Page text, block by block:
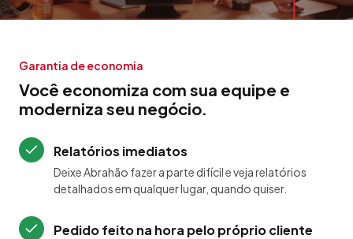
Garantia de economia
Você economiza com sua equipe e
moderniza seu negócio.
Relatórios imediatos
Deixe Abrahão fazer a parte difícil e veja relatórios
detalhados em qualquer lugar, quando quiser.
Pedido feito na hora pelo próprio cliente